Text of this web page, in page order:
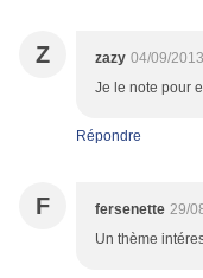
Z zazy 04/09/
Je le note pour
Répondre
F fersenette 29/
Un thème